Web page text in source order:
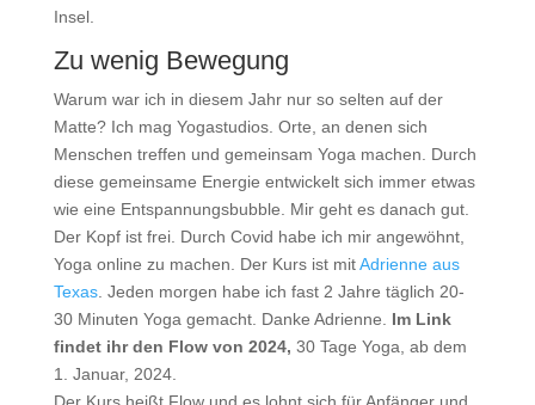
Insel.
Zu wenig Bewegung
Warum war ich in diesem Jahr nur so selten auf der
Matte? Ich mag Yogastudios. Orte, an denen sich
Menschen treffen und gemeinsam Yoga machen. Durch
diese gemeinsame Energie entwickelt sich immer etwas
wie eine Entspannungsbubble. Mir geht es danach gut.
Der Kopf ist frei. Durch Covid habe ich mir angewöhnt,
Yoga online zu machen. Der Kurs ist mitAdrienne aus
Texas. Jeden morgen habe ich fast 2 Jahre täglich 20-
30 Minuten Yoga gemacht. Danke Adrienne. Im Link
findet ihr den Flow von 2024, 30 Tage Yoga, ab dem
1. Januar, 2024.